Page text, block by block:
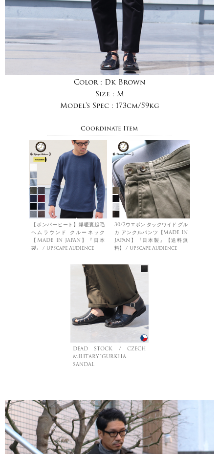
Color : Dk Brown
Size : M
Model's Spec : 173cm/59kg
Coordinate Item
【ボンバーヒート】爆暖裏起毛
ヘムラウンド クルーネック
【MADE IN JAPAN】『日本
製』 / Upscape Audience
30/2ウエポン タックワイド グル
カ アンクルパンツ【MADE IN
JAPAN】『日本製』【送料無
料】 / Upscape Audience
DEAD STOCK / CZECH
MILITARY”GURKHA
SANDAL